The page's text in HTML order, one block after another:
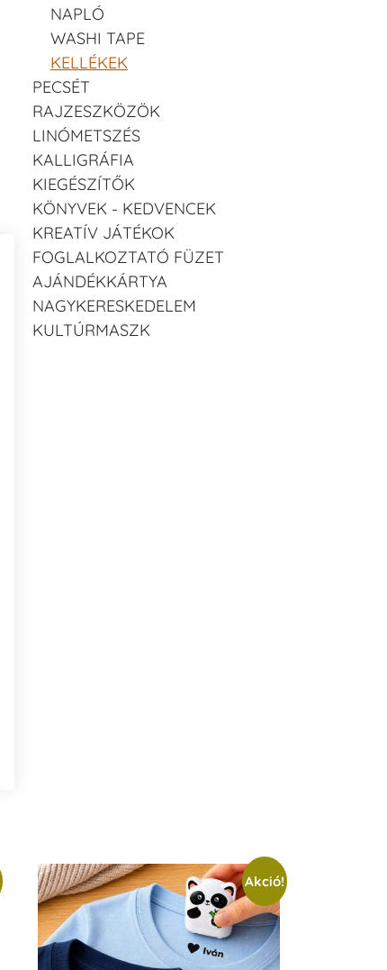
NAPLÓ
WASHI TAPE
KELLÉKEK
PECSÉT
RAJZESZKÖZÖK
LINÓMETSZÉS
KALLIGRÁFIA
KIEGÉSZÍTŐK
KÖNYVEK - KEDVENCEK
KREATÍV JÁTÉKOK
FOGLALKOZTATÓ FÜZET
AJÁNDÉKKÁRTYA
NAGYKERESKEDELEM
KULTÚRMASZK
Akció!